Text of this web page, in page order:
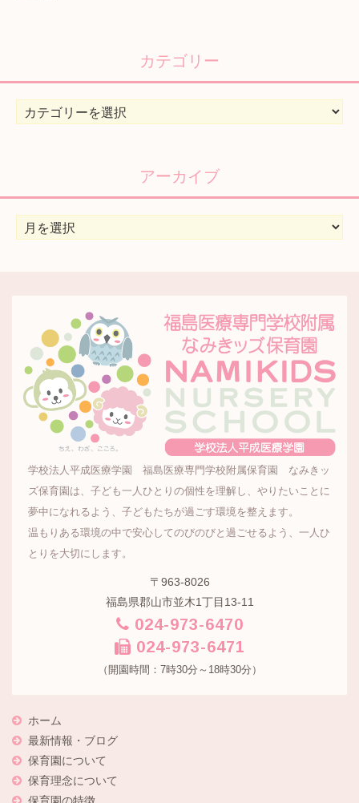
カテゴリー
カ
ー
アーカイブ
学校法人平成医療学園 福島医療専門学校附属保育園 なみきッ
ズ保育園は、子ども一人ひとりの個性を理解し、やりたいことに
夢中になれるよう、子どもたちが過ごす環境を整えます。
温もりある環境の中で安心してのびのびと過ごせるよう、一人ひ
とりを大切にします。
〒963-8026
福島県郡山市並木1丁目13-11
024-973-6470
024-973-6471
（開園時間：7時30分～18時30分）
ホーム
最新情報・ブログ
保育園について
保育理念について
保育園の特徴